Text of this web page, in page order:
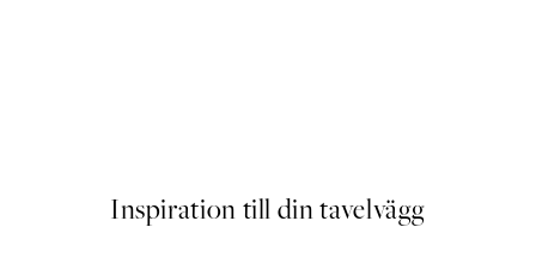
Inspiration till din tavelvägg